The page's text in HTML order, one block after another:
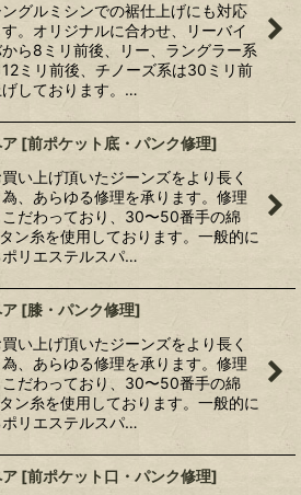
グルミシンでの裾仕上げにも対応
。オリジナルに合わせ、リーバイ
ら8ミリ前後、リー、ラングラー系
ミリ前後、チノーズ系は30ミリ前
しております。…
[前ポケット底・パンク修理]
い上げ頂いたジーンズをより長く
、あらゆる修理を承ります。修理
こだわっており、30〜50番手の綿
ン糸を使用しております。一般的に
リエステルスパ…
[膝・パンク修理]
い上げ頂いたジーンズをより長く
、あらゆる修理を承ります。修理
だわっており、30〜50番手の綿
ン糸を使用しております。一般的に
ポリエステルスパ…
[前ポケット口・パンク修理]